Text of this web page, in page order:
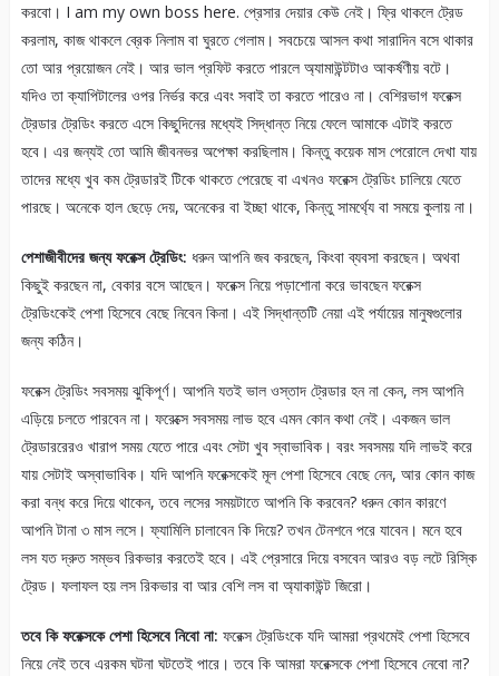
করবো। I am my own boss here. প্রেসার দেয়ার কেউ নেই। ফ্রি থাকলে ট্রেড
করলাম, কাজ থাকলে ব্রেক নিলাম বা ঘুরতে গেলাম। সবচেয়ে আসল কথা সারাদিন বসে থাকার
তো আর প্রয়োজন নেই। আর ভাল প্রফিট করতে পারলে অ্যামাউন্টটাও আকর্ষণীয় বটে।
যদিও তা ক্যাপিটালের ওপর নির্ভর করে এবং সবাই তা করতে পারেও না। বেশিরভাগ ফরেক্স
ট্রেডার ট্রেডিং করতে এসে কিছুদিনের মধ্যেই সিদ্ধান্ত নিয়ে ফেলে আমাকে এটাই করতে
হবে। এর জন্যই তো আমি জীবনভর অপেক্ষা করছিলাম। কিন্তু কয়েক মাস পেরোলে দেখা যায়
তাদের মধ্যে খুব কম ট্রেডারই টিকে থাকতে পেরেছে বা এখনও ফরেক্স ট্রেডিং চালিয়ে যেতে
পারছে। অনেকে হাল ছেড়ে দেয়, অনেকের বা ইচ্ছা থাকে, কিন্তু সামর্থ্যে বা সময়ে কুলায় না।
পেশাজীবীদের জন্য ফরেক্স ট্রেডিং: ধরুন আপনি জব করছেন, কিংবা ব্যবসা করছেন। অথবা
কিছুই করছেন না, বেকার বসে আছেন। ফরেক্স নিয়ে পড়াশোনা করে ভাবছেন ফরেক্স
ট্রেডিংকেই পেশা হিসেবে বেছে নিবেন কিনা। এই সিদ্ধান্তটি নেয়া এই পর্যায়ের মানুষগুলোর
জন্য কঠিন।
ফরেক্স ট্রেডিং সবসময় ঝুকিপূর্ণ। আপনি যতই ভাল ওস্তাদ ট্রেডার হন না কেন, লস আপনি
এড়িয়ে চলতে পারবেন না। ফরেক্সে সবসময় লাভ হবে এমন কোন কথা নেই। একজন ভাল
ট্রেডাররেরও খারাপ সময় যেতে পারে এবং সেটা খুব স্বাভাবিক। বরং সবসময় যদি লাভই করে
যায় সেটাই অস্বাভাবিক। যদি আপনি ফরেক্সকেই মূল পেশা হিসেবে বেছে নেন, আর কোন কাজ
করা বন্ধ করে দিয়ে থাকেন, তবে লসের সময়টাতে আপনি কি করবেন? ধরুন কোন কারণে
আপনি টানা ৩ মাস লসে। ফ্যামিলি চালাবেন কি দিয়ে? তখন টেনশনে পরে যাবেন। মনে হবে
লস যত দ্রুত সম্ভব রিকভার করতেই হবে। এই প্রেসারে দিয়ে বসবেন আরও বড় লটে রিস্কি
ট্রেড। ফলাফল হয় লস রিকভার বা আর বেশি লস বা অ্যাকাউন্ট জিরো।
তবে কি ফরেক্সকে পেশা হিসেবে নিবো না: ফরেক্স ট্রেডিংকে যদি আমরা প্রথমেই পেশা হিসেবে
নিয়ে নেই তবে এরকম ঘটনা ঘটতেই পারে। তবে কি আমরা ফরেক্সকে পেশা হিসেবে নেবো না?